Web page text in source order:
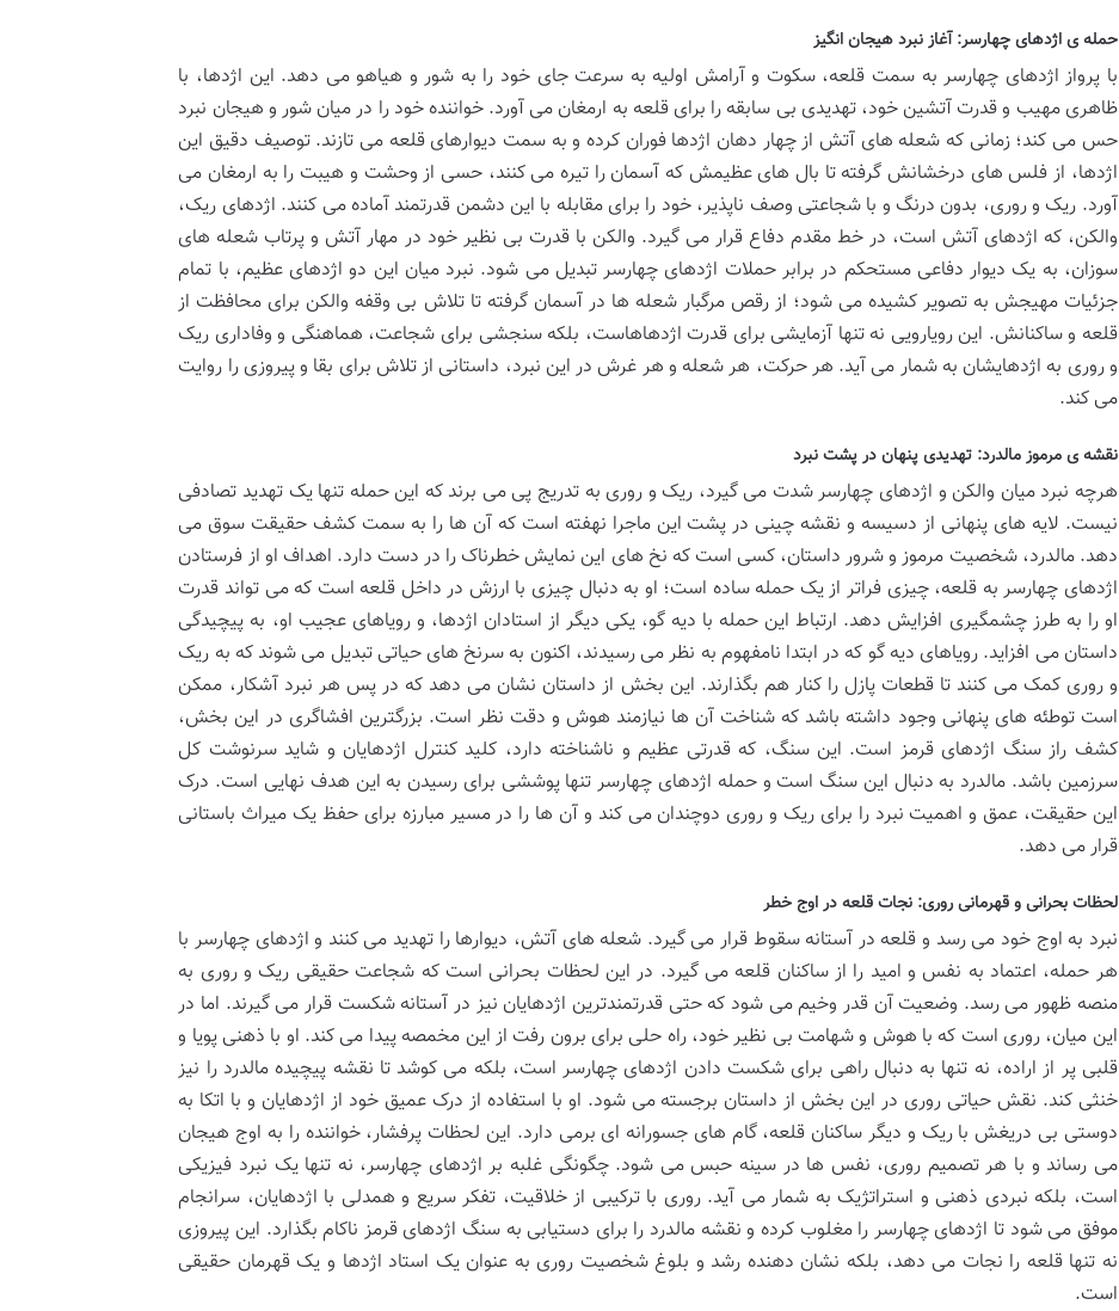
حمله ی اژدهای چهارسر: آغاز نبرد هیجان انگیز
با پرواز اژدهای چهارسر به سمت قلعه، سکوت و آرامش اولیه به سرعت جای خود را به شور و هیاهو می دهد. این اژدها، با
ظاهری مهیب و قدرت آتشین خود، تهدیدی بی سابقه را برای قلعه به ارمغان می آورد. خواننده خود را در میان شور و هیجان نبرد
حس می کند؛ زمانی که شعله های آتش از چهار دهان اژدها فوران کرده و به سمت دیوارهای قلعه می تازند. توصیف دقیق این
اژدها، از فلس های درخشانش گرفته تا بال های عظیمش که آسمان را تیره می کنند، حسی از وحشت و هیبت را به ارمغان می
آورد. ریک و روری، بدون درنگ و با شجاعتی وصف ناپذیر، خود را برای مقابله با این دشمن قدرتمند آماده می کنند. اژدهای ریک،
والکن، که اژدهای آتش است، در خط مقدم دفاع قرار می گیرد. والکن با قدرت بی نظیر خود در مهار آتش و پرتاب شعله های
سوزان، به یک دیوار دفاعی مستحکم در برابر حملات اژدهای چهارسر تبدیل می شود. نبرد میان این دو اژدهای عظیم، با تمام
جزئیات مهیجش به تصویر کشیده می شود؛ از رقص مرگبار شعله ها در آسمان گرفته تا تلاش بی وقفه والکن برای محافظت از
قلعه و ساکنانش. این رویارویی نه تنها آزمایشی برای قدرت اژدهاهاست، بلکه سنجشی برای شجاعت، هماهنگی و وفاداری ریک
و روری به اژدهایشان به شمار می آید. هر حرکت، هر شعله و هر غرش در این نبرد، داستانی از تلاش برای بقا و پیروزی را روایت
می کند.
نقشه ی مرموز مالدرد: تهدیدی پنهان در پشت نبرد
هرچه نبرد میان والکن و اژدهای چهارسر شدت می گیرد، ریک و روری به تدریج پی می برند که این حمله تنها یک تهدید تصادفی
نیست. لایه های پنهانی از دسیسه و نقشه چینی در پشت این ماجرا نهفته است که آن ها را به سمت کشف حقیقت سوق می
دهد. مالدرد، شخصیت مرموز و شرور داستان، کسی است که نخ های این نمایش خطرناک را در دست دارد. اهداف او از فرستادن
اژدهای چهارسر به قلعه، چیزی فراتر از یک حمله ساده است؛ او به دنبال چیزی با ارزش در داخل قلعه است که می تواند قدرت
او را به طرز چشمگیری افزایش دهد. ارتباط این حمله با دیه گو، یکی دیگر از استادان اژدها، و رویاهای عجیب او، به پیچیدگی
داستان می افزاید. رویاهای دیه گو که در ابتدا نامفهوم به نظر می رسیدند، اکنون به سرنخ های حیاتی تبدیل می شوند که به ریک
و روری کمک می کنند تا قطعات پازل را کنار هم بگذارند. این بخش از داستان نشان می دهد که در پس هر نبرد آشکار، ممکن
است توطئه های پنهانی وجود داشته باشد که شناخت آن ها نیازمند هوش و دقت نظر است. بزرگترین افشاگری در این بخش،
کشف راز سنگ اژدهای قرمز است. این سنگ، که قدرتی عظیم و ناشناخته دارد، کلید کنترل اژدهایان و شاید سرنوشت کل
سرزمین باشد. مالدرد به دنبال این سنگ است و حمله اژدهای چهارسر تنها پوششی برای رسیدن به این هدف نهایی است. درک
این حقیقت، عمق و اهمیت نبرد را برای ریک و روری دوچندان می کند و آن ها را در مسیر مبارزه برای حفظ یک میراث باستانی
قرار می دهد.
لحظات بحرانی و قهرمانی روری: نجات قلعه در اوج خطر
نبرد به اوج خود می رسد و قلعه در آستانه سقوط قرار می گیرد. شعله های آتش، دیوارها را تهدید می کنند و اژدهای چهارسر با
هر حمله، اعتماد به نفس و امید را از ساکنان قلعه می گیرد. در این لحظات بحرانی است که شجاعت حقیقی ریک و روری به
منصه ظهور می رسد. وضعیت آن قدر وخیم می شود که حتی قدرتمندترین اژدهایان نیز در آستانه شکست قرار می گیرند. اما در
این میان، روری است که با هوش و شهامت بی نظیر خود، راه حلی برای برون رفت از این مخمصه پیدا می کند. او با ذهنی پویا و
قلبی پر از اراده، نه تنها به دنبال راهی برای شکست دادن اژدهای چهارسر است، بلکه می کوشد تا نقشه پیچیده مالدرد را نیز
خنثی کند. نقش حیاتی روری در این بخش از داستان برجسته می شود. او با استفاده از درک عمیق خود از اژدهایان و با اتکا به
دوستی بی دریغش با ریک و دیگر ساکنان قلعه، گام های جسورانه ای برمی دارد. این لحظات پرفشار، خواننده را به اوج هیجان
می رساند و با هر تصمیم روری، نفس ها در سینه حبس می شود. چگونگی غلبه بر اژدهای چهارسر، نه تنها یک نبرد فیزیکی
است، بلکه نبردی ذهنی و استراتژیک به شمار می آید. روری با ترکیبی از خلاقیت، تفکر سریع و همدلی با اژدهایان، سرانجام
موفق می شود تا اژدهای چهارسر را مغلوب کرده و نقشه مالدرد را برای دستیابی به سنگ اژدهای قرمز ناکام بگذارد. این پیروزی
نه تنها قلعه را نجات می دهد، بلکه نشان دهنده رشد و بلوغ شخصیت روری به عنوان یک استاد اژدها و یک قهرمان حقیقی
است.